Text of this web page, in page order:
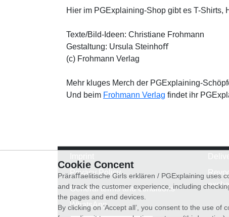
Hier im PGExplaining-Shop gibt es T-Shirts,
Texte/Bild-Ideen: Christiane Frohmann
Gestaltung: Ursula Steinhoﬀ
(c) Frohmann Verlag
Mehr kluges Merch der PGExplaining-
Und beim Frohmann Verlag findet ihr
Privacy Policy
General terms and conditions
WhatsApp
Cookie Concent
Präraﬀaelitische Girls erklären / PGExplaining uses
and track the customer experience, including
the pages and end devices.
By clicking on ‘Accept all’, you consent to the use